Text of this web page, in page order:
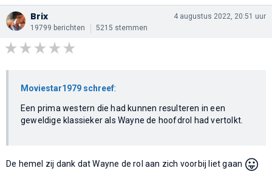
Brix
19799 berichten 5215 stemmen
4 augustus 2022, 20:51 uur
Moviestar1979 schreef:
Een prima western die had kunnen resulteren in een
geweldige klassieker als Wayne de hoofdrol had vertolkt.
De hemel zij dank dat Wayne de rol aan zich voorbij liet gaan 😛